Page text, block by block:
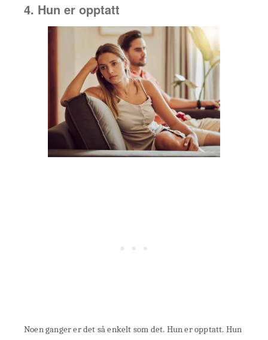
4. Hun er opptatt
Noen ganger er det så enkelt som det. Hun er opptatt. Hun